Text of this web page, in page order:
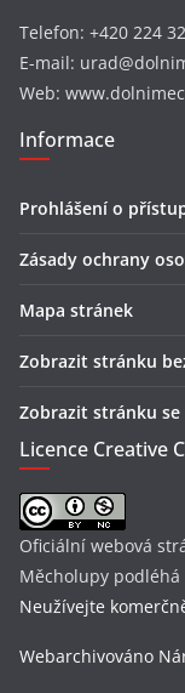
Telefon: +420 224
E-mail:
Web:
Informace
Prohlášení o
Zásady ochrany
Mapa stránek
Zobrazit stránku
Zobrazit stránku
Licence Creative
Oficiální webová
Měcholupy podléhá
Neužívejte
Webarchivováno